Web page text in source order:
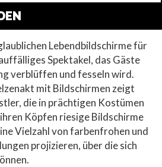
Lebendbildschirme für
Spektakel, das Gäste
verblüffen und fesseln wird.
mit Bildschirmen zeigt
die in prächtigen Kostümen
Köpfen riesige Bildschirme
Vielzahl von farbenfrohen und
projizieren, über die sich